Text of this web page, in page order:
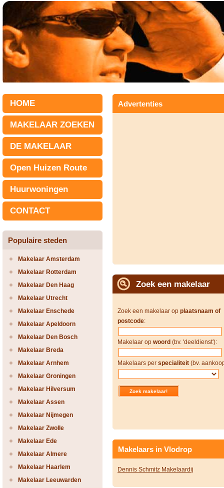
HOME
MAKELAAR ZOEKEN
DE MAKELAAR
Open Huizen Route
Huurwoningen
CONTACT
Populaire steden
Makelaar Amsterdam
Makelaar Rotterdam
Makelaar Den Haag
Makelaar Utrecht
Makelaar Enschede
Makelaar Apeldoorn
Makelaar Den Bosch
Makelaar Breda
Makelaar Arnhem
Makelaar Groningen
Makelaar Hilversum
Makelaar Assen
Makelaar Nijmegen
Makelaar Zwolle
Makelaar Ede
Makelaar Almere
Makelaar Haarlem
Makelaar Leeuwarden
Advertenties
Zoek een makelaar
Zoek een makelaar op plaatsnaam of
postcode:
Makelaar op woord (bv. 'deeldienst'):
Makelaars per specialiteit (bv.
Makelaars in Vlodrop
Dennis Schmitz Makelaardij